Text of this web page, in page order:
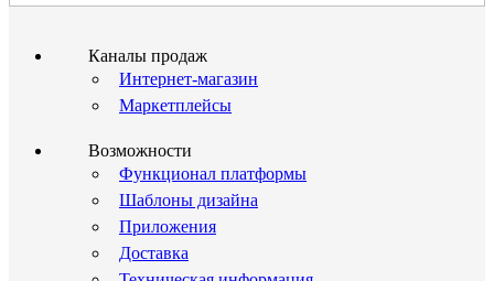
Каналы продаж
Интернет-магазин
Маркетплейсы
Возможности
Функционал платформы
Шаблоны дизайна
Приложения
Доставка